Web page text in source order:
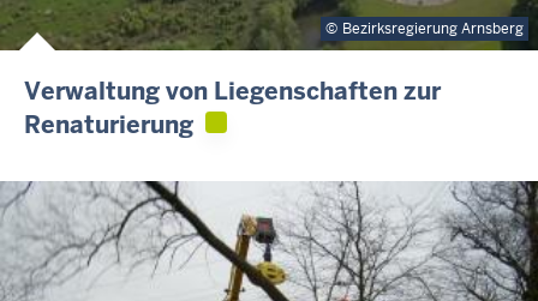
Bezirksregierung Arnsberg
Verwaltung von Liegenschaften zur
Renaturierung